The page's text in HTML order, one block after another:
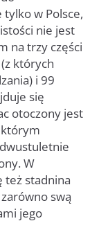
w Polsce,
nie jest
na trzy części
których
i 99
się
otoczony jest
W
też stadnina
swą
jego